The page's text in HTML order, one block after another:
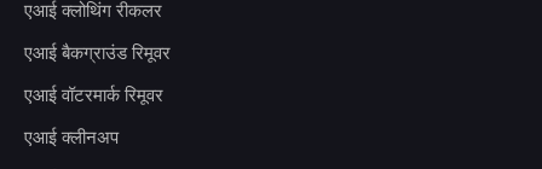
एआई क्लोथिंग रीकलर
एआई बैकग्राउंड रिमूवर
एआई वॉटरमार्क रिमूवर
एआई क्लीनअप